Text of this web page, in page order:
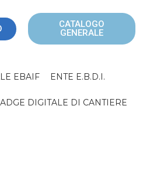
CATALOGO
GENERALE
EBAIF ENTE E.B.D.I.
DIGITALE DI CANTIERE